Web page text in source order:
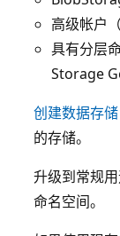
高级帐户
具有分层
Storage
创建数据存储
的存储。
升级到常规
命名空间。